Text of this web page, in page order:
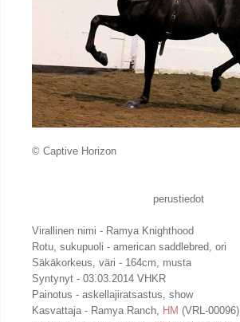
© Captive Horizon
perustiedot
Virallinen nimi - Ramya Knighthood
Rotu, sukupuoli - american saddlebred, ori
Säkäkorkeus, väri - 164cm, musta
Syntynyt - 03.03.2014 VHKR
Painotus - askellajiratsastus, show
Kasvattaja - Ramya Ranch, HM (VRL-00096)